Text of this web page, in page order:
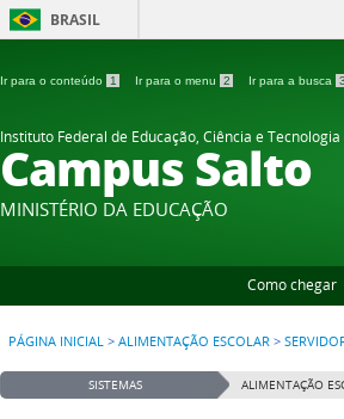
BRASIL
Ir para o conteúdo 1 Ir para o menu 2 Ir para a busca 3
Instituto Federal de Educação, Ciência e Tecnologia
Campus Salto
MINISTÉRIO DA EDUCAÇÃO
Como chegar
PÁGINA INICIAL > ALIMENTAÇÃO ESCOLAR >
SISTEMAS ALIMENTAÇÃO